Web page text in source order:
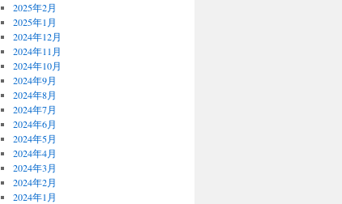
2025年2月
2025年1月
2024年12月
2024年11月
2024年10月
2024年9月
2024年8月
2024年7月
2024年6月
2024年5月
2024年4月
2024年3月
2024年2月
2024年1月